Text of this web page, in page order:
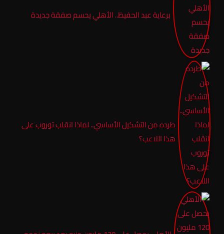
برعاية عبد الحفيظ.. الأهلي يحسم صفقة جديدة
طرده من التشكيل الأساسي.. لماذا انقلب توروب على
هذا اللاعب؟